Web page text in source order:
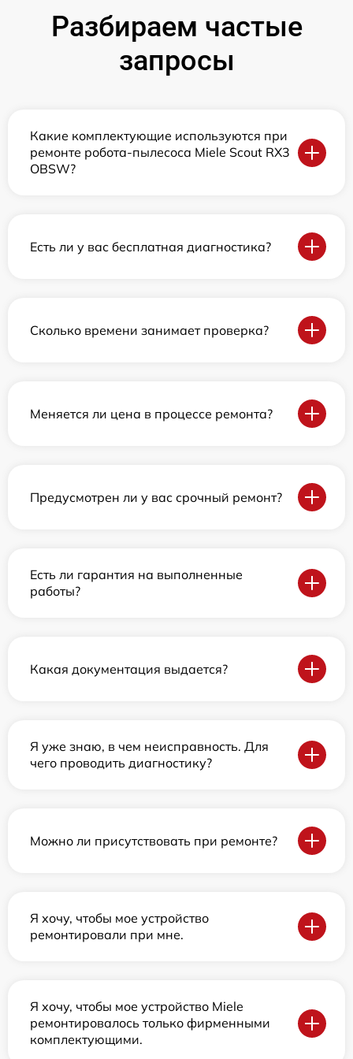
Разбираем частые
запросы
Какие комплектующие используются при
ремонте робота-пылесоса Miele Scout RX3
OBSW?
Есть ли у вас бесплатная диагностика?
Сколько времени занимает проверка?
Меняется ли цена в процессе ремонта?
Предусмотрен ли у вас срочный ремонт?
Есть ли гарантия на выполненные
работы?
Какая документация выдается?
Я уже знаю, в чем неисправность. Для
чего проводить диагностику?
Можно ли присутствовать при ремонте?
Я хочу, чтобы мое устройство
ремонтировали при мне.
Я хочу, чтобы мое устройство Miele
ремонтировалось только фирменными
комплектующими.